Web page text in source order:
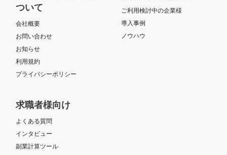
ついて
会社概要
お問い合わせ
お知らせ
利用規約
プライバシーポリシー
ご利用検討中の企業様
導入事例
ノウハウ
求職者様向け
よくある質問
インタビュー
副業計算ツール